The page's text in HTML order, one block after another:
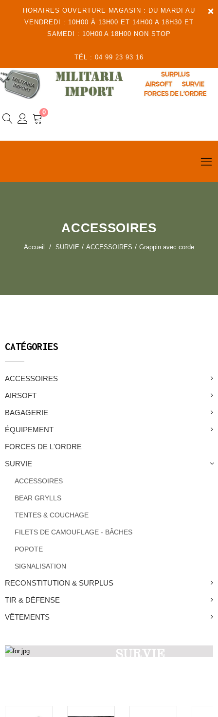
×
HORAIRES OUVERTURE MAGASIN : DU MARDI AU
VENDREDI : 10H00 À 13H00 ET 14H00 A 18H30 ET
SAMEDI : 10H00 A 18H00 NON STOP
TÉL : 04 99 23 93 16
0
ACCESSOIRES
Accueil SURVIE ACCESSOIRES Grappin avec corde
CATÉGORIES
ACCESSOIRES
AIRSOFT
BAGAGERIE
ÉQUIPEMENT
FORCES DE L'ORDRE
SURVIE
ACCESSOIRES
BEAR GRYLLS
TENTES & COUCHAGE
FILETS DE CAMOUFLAGE - BÂCHES
POPOTE
SIGNALISATION
RECONSTITUTION & SURPLUS
TIR & DÉFENSE
VÊTEMENTS
SURVIE